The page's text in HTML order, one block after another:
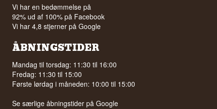
Vi har en bedømmelse på
92% ud af 100% på Facebook
Vi har 4,8 stjerner på Google
ÅBNINGSTIDER
Mandag til torsdag: 11:30 til 16:00
Fredag: 11:30 til 15:00
Første lørdag i måneden: 10:00 til 15:00
Se særlige åbningstider påGoogle